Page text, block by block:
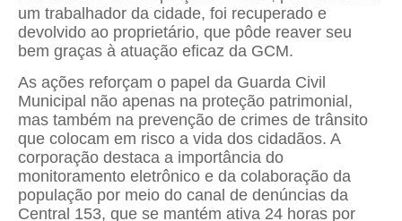
um trabalhador da cidade, foi recuperado e
devolvido ao proprietário, que pôde reaver seu
bem graças à atuação eficaz da GCM.
As ações reforçam o papel da Guarda Civil
Municipal não apenas na proteção patrimonial,
mas também na prevenção de crimes de trânsito
que colocam em risco a vida dos cidadãos. A
corporação destaca a importância do
monitoramento eletrônico e da colaboração da
população por meio do canal de denúncias da
Central 153, que se mantém ativa 24 horas por